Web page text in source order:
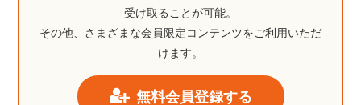
受け取ることが可能。
その他、さまざまな会員限定コンテンツをご利用いただ
けます。
無料会員登録する